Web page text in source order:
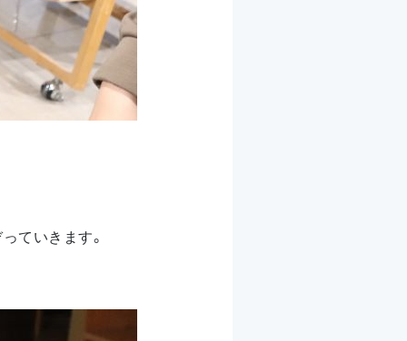
ていきます。